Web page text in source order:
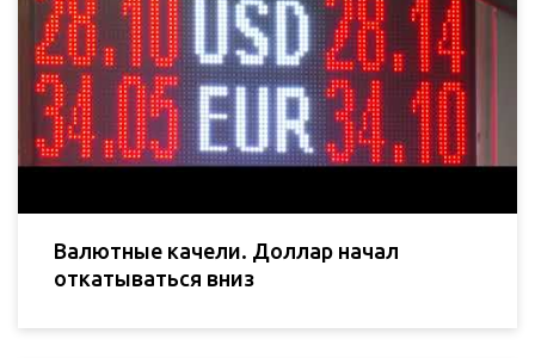
Валютные качели. Доллар начал
откатываться вниз